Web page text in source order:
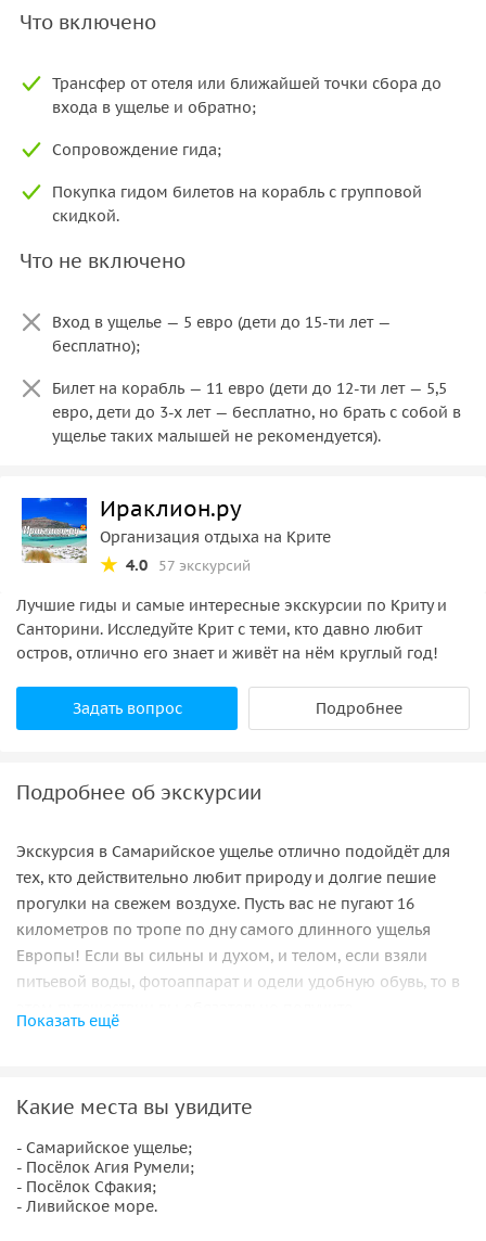
Что включено
Трансфер от отеля или ближайшей точки сбора до
входа в ущелье и обратно;
Сопровождение гида;
Покупка гидом билетов на корабль с групповой
скидкой.
Что не включено
Вход в ущелье — 5 евро (дети до 15-ти лет —
бесплатно);
Билет на корабль — 11 евро (дети до 12-ти лет — 5,5
евро, дети до 3-х лет — бесплатно, но брать с собой в
ущелье таких малышей не рекомендуется).
Ираклион.ру
Организация отдыха на Крите
4.0
57 экскурсий
Лучшие гиды и самые интересные экскурсии по Криту и
Санторини. Исследуйте Крит с теми, кто давно любит
остров, отлично его знает и живёт на нём круглый год!
Задать вопрос Подробнее
Подробнее об экскурсии
Экскурсия в Самарийское ущелье отлично подойдёт для
тех, кто действительно любит природу и долгие пешие
прогулки на свежем воздухе. Пусть вас не пугают 16
километров по тропе по дну самого длинного ущелья
Европы! Если вы сильны и духом, и телом, если взяли
питьевой воды, фотоаппарат и одели удобную обувь, то в
незабываемые впечатления и отличные фотографии!
острова. Это самая «зелёная» и гористая область Крита.
сверху вниз — всё движение будет по направлению к
морскому побережью и посёлку Агия Румели. На берегу у
вас будет время искупаться, а дальше — небольшое
Показать ещё
Какие места вы увидите
- Самарийское ущелье;
- Посёлок Агия Румели;
- Посёлок Сфакия;
- Ливийское море.